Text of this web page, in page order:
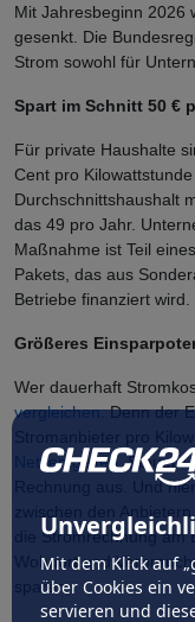
Mit dem Klick auf
über Cookies ein
servieren und
Mit Jahresbeginn 2026
gesenkt. Die
Strom sowohl für
Spart im Schnitt 50 €
Für private Haushalte
Cent pro
Durchschnittshaushalt
das 49 pro Jahr.
Maßnahme ist Teil
Pakets, das aus
Betriebe finanziert wird.
Größeres
Wer dauerhaft
vergleichen. Denn der
Stromanbieter pro
Netzentgelten , Steuern
Rechnung aus. Und
die Stromrechnung am
Wohnort und
sparen.